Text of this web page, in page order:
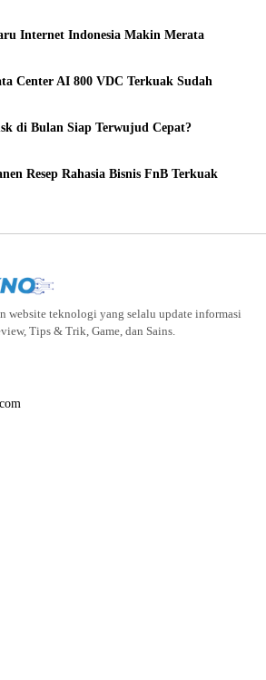
Internet Indonesia Makin Merata
Center AI 800 VDC Terkuak Sudah
di Bulan Siap Terwujud Cepat?
Resep Rahasia Bisnis FnB Terkuak
website teknologi yang selalu update informasi
Tips & Trik, Game, dan Sains.